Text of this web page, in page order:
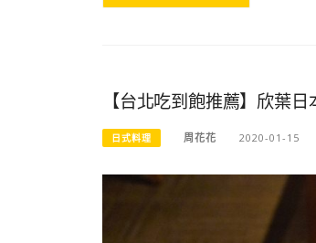
【台北吃到飽推薦】欣葉
日式料理 周花花 2020-01-15